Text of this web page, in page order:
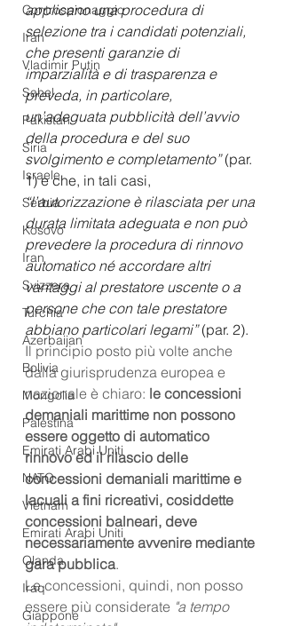
Controspionaggio
Iran
Vladimir Putin
Sahel
Pakistan
Siria
Israele
Serbia
Kosovo
Iran
Svizzera
Turchia
Azerbaijan
Bolivia
Mongolia
Palestina
Emirati Arabi Uniti
NATO
Vietnam
Emirati Arabi Uniti
Olanda
Iraq
Giappone
applicano una procedura di
selezione tra i candidati potenziali,
che presenti garanzie di
imparzialità e di trasparenza e
preveda, in particolare,
un’adeguata pubblicità dell’avvio
della procedura e del suo
svolgimento e completamento” (par.
1) e che, in tali casi,
“l’autorizzazione è rilasciata per una
durata limitata adeguata e non può
prevedere la procedura di rinnovo
automatico né accordare altri
vantaggi al prestatore uscente o a
persone che con tale prestatore
abbiano particolari legami” (par. 2).
Il principio posto più volte anche
dalla giurisprudenza europea e
nazionale è chiaro: le concessioni
demaniali marittime non possono
essere oggetto di automatico
rinnovo ed il rilascio delle
concessioni demaniali marittime e
lacuali a fini ricreativi, cosiddette
concessioni balneari, deve
necessariamente avvenire mediante
gara pubblica.
Le concessioni, quindi, non posso
essere più considerate "a tempo